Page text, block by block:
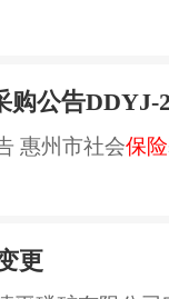
公告DDYJ-
惠州市社会保险
更